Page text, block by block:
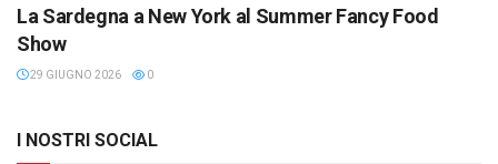
La Sardegna a New York al Summer Fancy Food
Show
29 GIUGNO 2026 0
I NOSTRI SOCIAL